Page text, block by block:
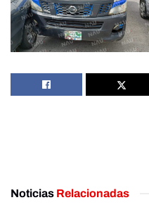
Noticias Relacionadas